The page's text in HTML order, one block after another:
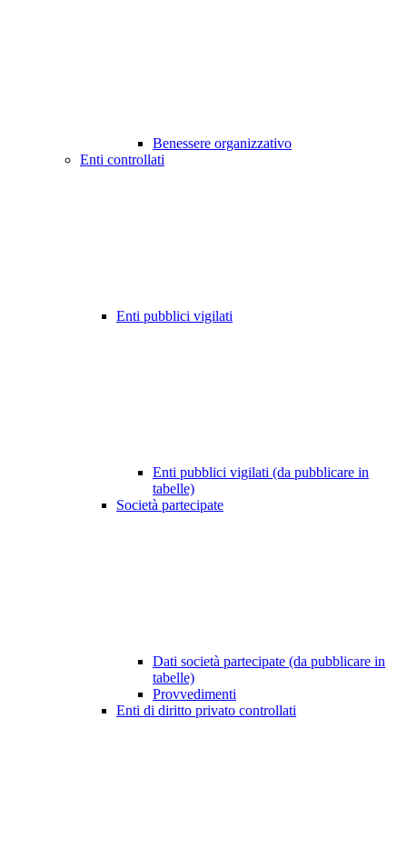
Benessere organizzativo
Enti controllati
Enti pubblici vigilati
Enti pubblici vigilati (da pubblicare in
tabelle)
Società partecipate
Dati società partecipate (da pubblicare in
tabelle)
Provvedimenti
Enti di diritto privato controllati